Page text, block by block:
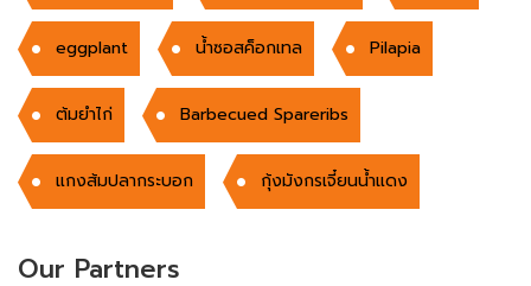
eggplant น้ำซอสค็อกเทล Pilapia
ต้มยำไก่ Barbecued Spareribs
แกงส้มปลากระบอก กุ้งมังกรเจี๋ยนน้ำแดง
Our Partners